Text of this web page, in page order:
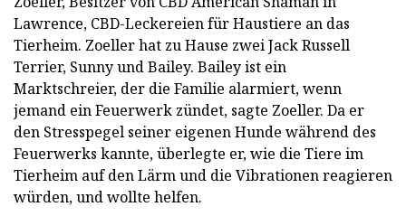
Lawrence, CBD-Leckereien für Haustiere an das
Tierheim. Zoeller hat zu Hause zwei Jack Russell
Terrier, Sunny und Bailey. Bailey ist ein
Marktschreier, der die Familie alarmiert, wenn
jemand ein Feuerwerk zündet, sagte Zoeller. Da er
den Stresspegel seiner eigenen Hunde während des
Feuerwerks kannte, überlegte er, wie die Tiere im
Tierheim auf den Lärm und die Vibrationen reagieren
würden, und wollte helfen.